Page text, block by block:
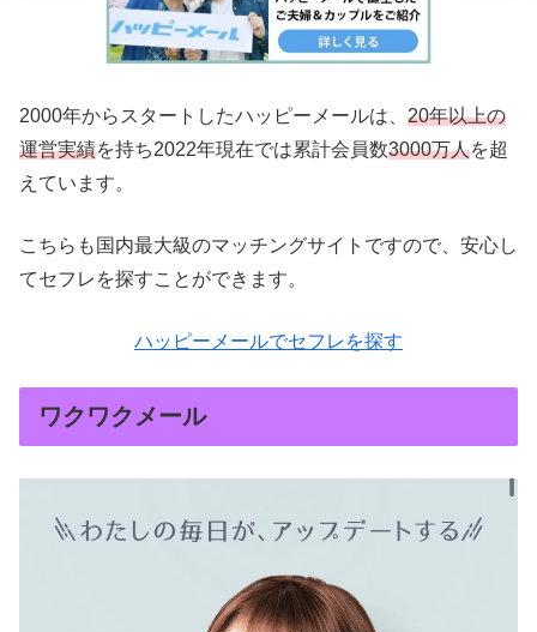
2000年からスタートしたハッピーメールは、 20年以上の
運営実績を持ち2022年現在では累計会員数3000万人を超
えています。
こちらも国内最大級のマッチングサイトですので、安心し
てセフレを探すことができます。
ハッピーメールでセフレを探す
ワクワクメール